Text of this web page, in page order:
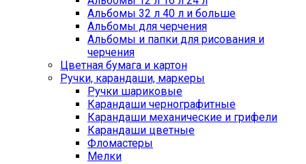
Альбомы 32 л 40 л и больше
Альбомы для черчения
Альбомы и папки для рисования и
черчения
Цветная бумага и картон
Ручки, карандаши, маркеры
Ручки шариковые
Карандаши чернографитные
Карандаши механические и грифели
Карандаши цветные
Фломастеры
Мелки